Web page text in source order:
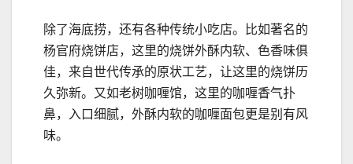
除了海底捞，还有各种传统小吃店。比如著名的
杨官府烧饼店，这里的烧饼外酥内软、色香味俱
佳，来自世代传承的原状工艺，让这里的烧饼历
久弥新。又如老树咖喱馆，这里的咖喱香气扑
鼻，入口细腻，外酥内软的咖喱面包更是别有风
味。